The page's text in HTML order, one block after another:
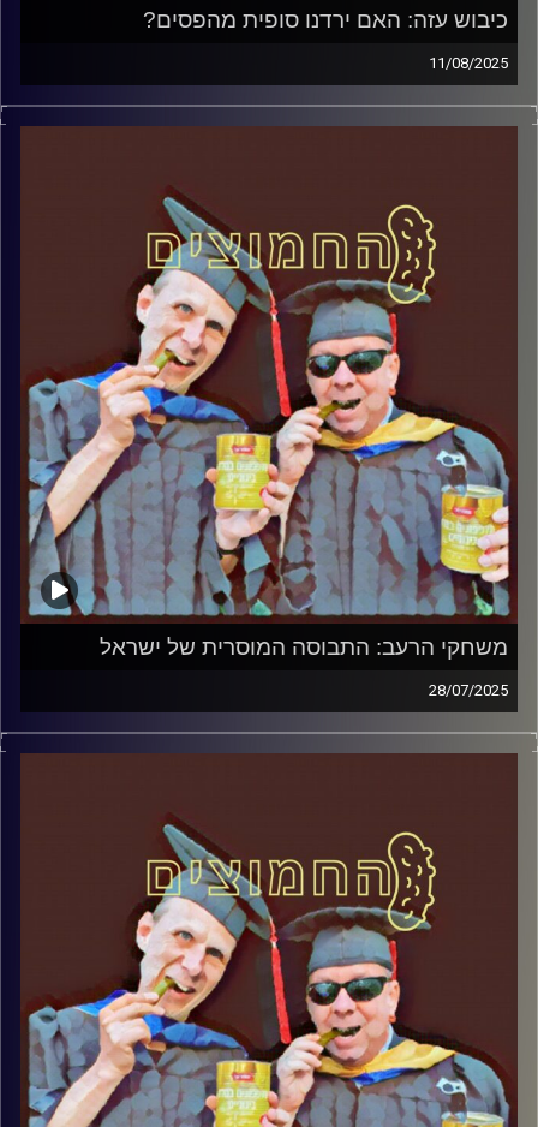
כיבוש עזה: האם ירדנו סופית מהפסים?
11/08/2025
המערכת הפוליטית על ספת הפסיכולוג, עם פרופסור בועז בן-
דוד ופרופסור גלעד הירשברגר
קרדיט תמונות:AudioVersity
משחקי הרעב: התבוסה המוסרית של ישראל
28/07/2025
המערכת הפוליטית על ספת הפסיכולוג, עם פרופסור בועז בן-
דוד ופרופסור גלעד הירשברגר
קרדיט תמונות:AudioVersity